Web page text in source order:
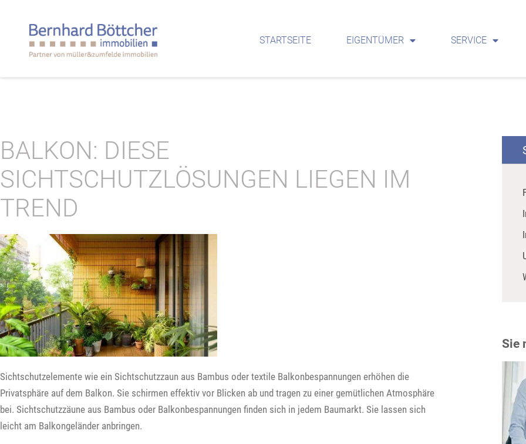
STARTSEITE EIGENTÜMER SERVICE
BALKON: DIESE
SICHTSCHUTZLÖSUNGEN LIEGEN IM
TREND
Sichtschutzelemente wie ein Sichtschutzzaun aus Bambus oder textile Balkonbespannungen erhöhen die
Privatsphäre auf dem Balkon. Sie schirmen effektiv vor Blicken ab und tragen zu einer gemütlichen Atmosphäre
bei. Sichtschutzzäune aus Bambus oder Balkonbespannungen finden sich in jedem Baumarkt. Sie lassen sich
leicht am Balkongeländer anbringen.
Sie